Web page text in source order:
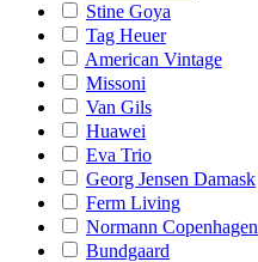
Stine Goya
Tag Heuer
American Vintage
Missoni
Van Gils
Huawei
Eva Trio
Georg Jensen Damask
Ferm Living
Normann Copenhagen
Bundgaard